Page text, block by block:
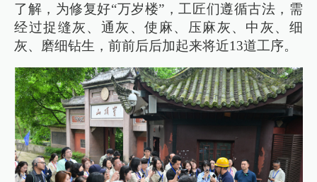
了解，为修复好“万岁楼”，工匠们遵循古法，需
经过捉缝灰、通灰、使麻、压麻灰、中灰、细
灰、磨细钻生，前前后后加起来将近13道工序。